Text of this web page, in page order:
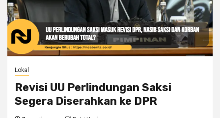
Lokal
Revisi UU Perlindungan Saksi
Segera Diserahkan ke DPR